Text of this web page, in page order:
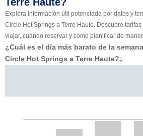
Explora información útil potenciada por datos y
Circle Hot Springs a Terre Haute. Descubre
viajar, cuándo reservar y cómo planificar de
¿Cuál es el día más barato de la
Circle Hot Springs a Terre Haute?‡